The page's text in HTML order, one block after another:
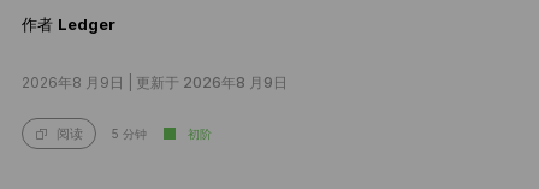
作者 Ledger
2026年8 月9日 | 更新于 2026年8 月9日
阅读 5 分钟 初阶